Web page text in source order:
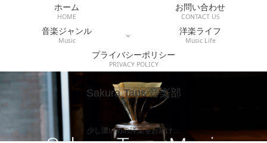
Sakura Taps 音楽部
少し濃いめの洋楽をお届け…
ホーム
HOME
お問い合わせ
CONTACT US
音楽ジャンル
Music
洋楽ライフ
Music Life
プライバシーポリシー
PRIVACY POLICY